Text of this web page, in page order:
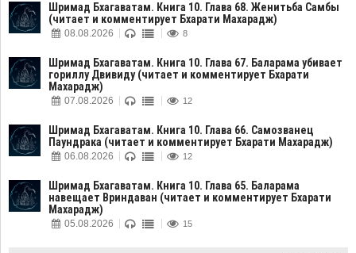
Шримад Бхагаватам. Книга 10. Глава 68. Женитьба Самбы
(читает и комментирует Бхарати Махарадж)
08.08.2026 8
Шримад Бхагаватам. Книга 10. Глава 67. Баларама убивает
гориллу Двивиду (читает и комментирует Бхарати
Махарадж)
07.08.2026 12
Шримад Бхагаватам. Книга 10. Глава 66. Самозванец
Паундрака (читает и комментирует Бхарати Махарадж)
06.08.2026 12
Шримад Бхагаватам. Книга 10. Глава 65. Баларама
навещает Вриндаван (читает и комментирует Бхарати
Махарадж)
05.08.2026 15